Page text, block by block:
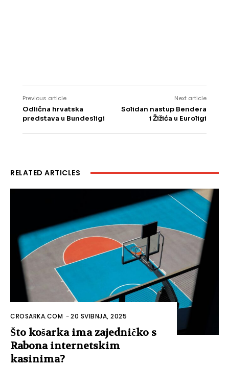
Previous article
Odlična hrvatska
predstava u Bundesligi
Next article
Solidan nastup Bendera
i Žižića u Euroligi
RELATED ARTICLES
CROSARKA.COM -20 SVIBNJA, 2025
Što košarka ima zajedničko s
Rabona internetskim
kasinima?